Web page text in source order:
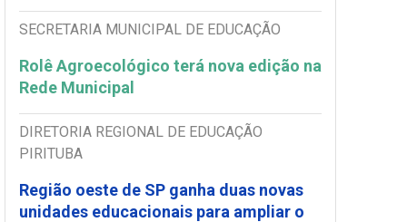
SECRETARIA MUNICIPAL DE EDUCAÇÃO
Rolê Agroecológico terá nova edição na
Rede Municipal
DIRETORIA REGIONAL DE EDUCAÇÃO
PIRITUBA
Região oeste de SP ganha duas novas
unidades educacionais para ampliar o